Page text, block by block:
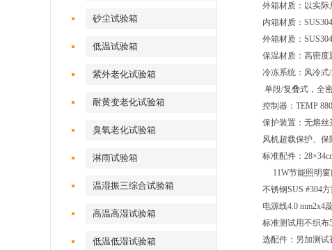
砂尘试验箱
低温试验箱
紫外老化试验箱
耐黄变老化试验箱
臭氧老化试验箱
淋雨试验箱
温湿振三综合试验箱
高温高湿试验箱
低温低湿试验箱
外箱材质：以实际
内箱材质：
外箱材质：
保温材质：高密度
冷冻系统：风冷式
单段/复叠式，全
控制器：TEMP
保护装置：无熔丝
风机超载保护、
标准配件：
11W节能照明窗
不锈钢SUS #304
电源线4.0 mm2x4
标准测试用不织
选配件：另加测试